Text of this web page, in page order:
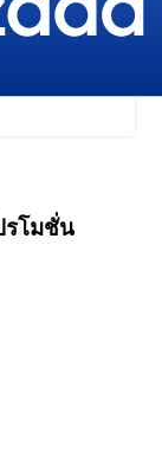
รโมชั่น